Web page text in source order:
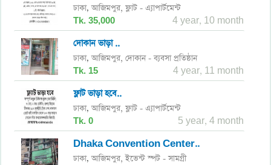
ঢাকা,আজিমপুর, ফ্লাট - এ্যাপার্টমেন্ট
Tk. 35,000 4 year, 10 month
দোকান ভাড়া ..
ঢাকা,আজিমপুর, দোকান - ব্যবসা প্রতিষ্ঠান
Tk. 15 4 year, 11 month
ফ্লাট ভাড়া হবে..
ঢাকা,আজিমপুর, ফ্লাট - এ্যাপার্টমেন্ট
Tk. 0 5 year, 4 month
Dhaka Convention Center..
ঢাকা,আজিমপুর, ইভেন্ট স্পট - সামগ্রী